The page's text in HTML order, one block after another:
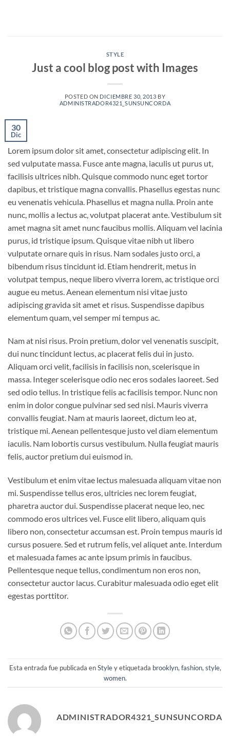
STYLE
Just a cool blog post with Images
POSTED ON DICIEMBRE 30, 2013 BY
ADMINISTRADOR4321_SUNSUNCORDA
30
Dic
Lorem ipsum dolor sit amet, consectetur adipiscing elit. In
sed vulputate massa. Fusce ante magna, iaculis ut purus ut,
facilisis ultrices nibh. Quisque commodo nunc eget tortor
dapibus, et tristique magna convallis. Phasellus egestas nunc
eu venenatis vehicula. Phasellus et magna nulla. Proin ante
nunc, mollis a lectus ac, volutpat placerat ante. Vestibulum sit
amet magna sit amet nunc faucibus mollis. Aliquam vel lacinia
purus, id tristique ipsum. Quisque vitae nibh ut libero
vulputate ornare quis in risus. Nam sodales justo orci, a
bibendum risus tincidunt id. Etiam hendrerit, metus in
volutpat tempus, neque libero viverra lorem, ac tristique orci
augue eu metus. Aenean elementum nisi vitae justo
adipiscing gravida sit amet et risus. Suspendisse dapibus
elementum quam, vel semper mi tempus ac.
Nam at nisi risus. Proin pretium, dolor vel venenatis suscipit,
dui nunc tincidunt lectus, ac placerat felis dui in justo.
Aliquam orci velit, facilisis in facilisis non, scelerisque in
massa. Integer scelerisque odio nec eros sodales laoreet. Sed
sed odio tellus. In tristique felis ac facilisis tempor. Nunc non
enim in dolor congue pulvinar sed sed nisi. Mauris viverra
convallis feugiat. Nam at mauris laoreet, dictum leo at,
tristique mi. Aenean pellentesque justo vel diam elementum
iaculis. Nam lobortis cursus vestibulum. Nulla feugiat mauris
felis, auctor pretium dui euismod in.
Vestibulum et enim vitae lectus malesuada aliquam vitae non
mi. Suspendisse tellus eros, ultricies nec lorem feugiat,
pharetra auctor dui. Suspendisse placerat neque leo, nec
commodo eros ultrices vel. Fusce elit libero, aliquam quis
libero non, consectetur accumsan est. Proin tempus mauris id
cursus posuere. Sed et rutrum felis, vel aliquet ante. Interdum
et malesuada fames ac ante ipsum primis in faucibus.
Pellentesque neque tellus, condimentum non eros non,
consectetur auctor lacus. Curabitur malesuada odio eget elit
egestas porttitor.
Esta entrada fue publicada enStyley etiquetada brooklyn, fashion, style,
women.
ADMINISTRADOR4321_SUNSUNCORDA